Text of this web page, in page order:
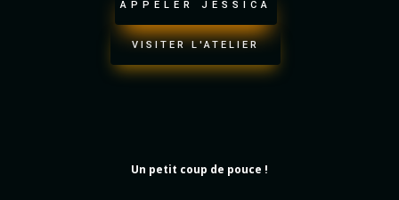
APPELER JESSICA
VISITER L'ATELIER
Un petit coup de pouce !